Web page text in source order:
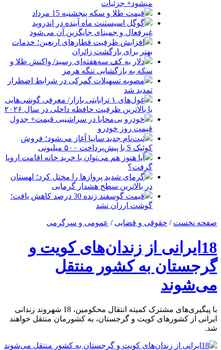
میشود+ جزئیات
قیمت طلا و سکه پنجشنبه 15 مرداد
گوگل اسیستنت ماه آینده در اندروید
غیرفعال و جمینای جایگزین آن می‌شود
افزایش ظرفیت قطارهای اربعین؛ خدمات
بهتر برای بازگشت زائران
دلار به کف سه‌هفته‌ای رسید/ واکنش طلا و
سکه به بازگشایی تنگه هرمز
مصوبه تسهیلات گمرکی در شرایط اضطرار
تمدید شد
غول‌های ۱ ترابایتی بازار/ معرفی گوشی‌هایی
با بالاترین ظرفیت حافظه داخلی در سال ۲۰۲۶
خودرو بی‌محابا در سراشیبی قیمت+ جدول
قیمت روز خودرو
ثبت‌نام جدید سایپا آغاز می‌شود؛ فروش
کوئیک S با پیش‌پرداخت ۵۰۰ میلیونی
آیا هنوز هم می‌توان با خرید خانه اقامت اروپا
گرفت؟
گرمای شدید پروازها را مختل کرد؛ لهستان
در بالاترین سطح هشدار گرمایی
قیمت گوسفند زنده 30 درصد کاهش یافت؛
گوشت ارزان نشد
صفحه نخست / حقوقی و قضایی / عمومی و سرگرمی
18ایرانی از زندان‌های کویت و
گرجستان به کشور منتقل
می‌شوند
با پیگیری‌های مشترک کمیته انتقال محکومین، 18 شهروند زندانی
ایرانی از کشورهای کویت و گرجستان، به کشورمان منتقل خواهند
شد.